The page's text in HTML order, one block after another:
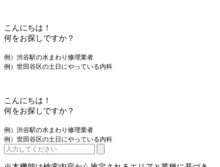
こんにちは！
何をお探しですか？
例）渋谷駅の水まわり修理業者
例）世田谷区の土日にやっている内科
こんにちは！
何をお探しですか？
例）渋谷駅の水まわり修理業者
例）世田谷区の土日にやっている内科